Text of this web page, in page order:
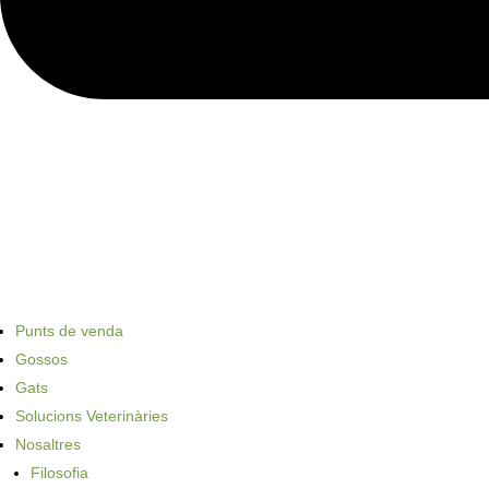
Punts de venda
Gossos
Gats
Solucions Veterinàries
Nosaltres
Filosofia